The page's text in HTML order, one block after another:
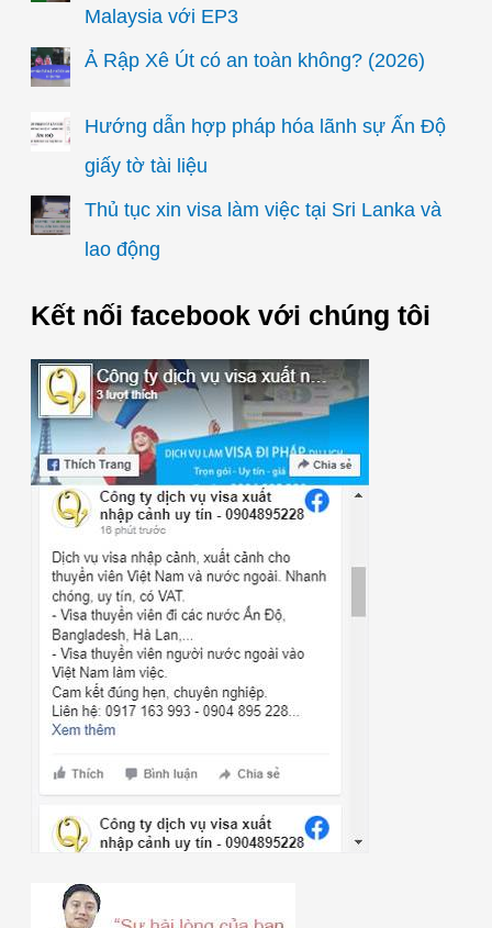
Malaysia với EP3
Ả Rập Xê Út có an toàn không? (2026)
Hướng dẫn hợp pháp hóa lãnh sự Ấn Độ
giấy tờ tài liệu
Thủ tục xin visa làm việc tại Sri Lanka và
lao động
Kết nối facebook với chúng tôi